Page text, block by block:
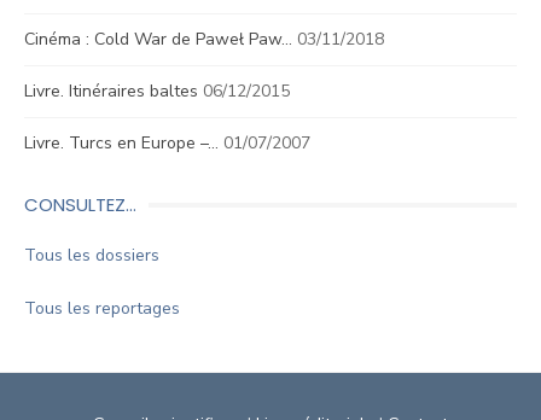
Cinéma : Cold War de Paweł Paw… 03/11/2018
Livre. Itinéraires baltes 06/12/2015
Livre. Turcs en Europe –… 01/07/2007
CONSULTEZ…
Tous les dossiers
Tous les reportages